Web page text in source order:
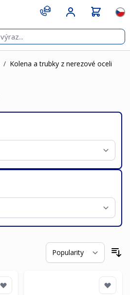
/ Kolena a trubky z nerezové oceli